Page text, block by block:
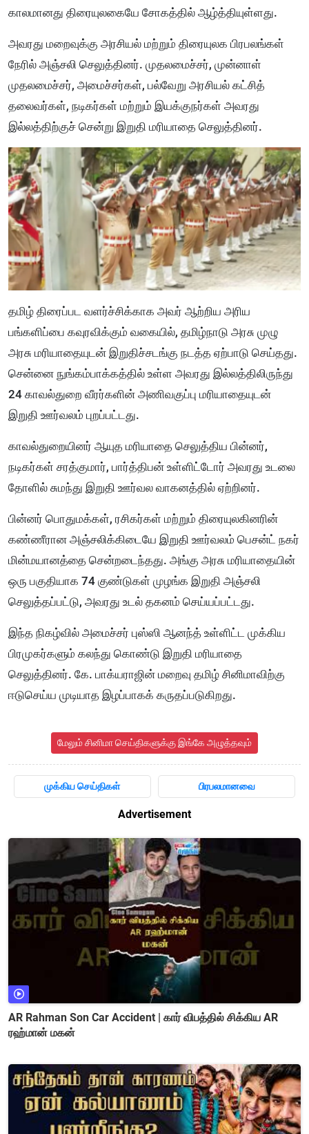
காலமானது திரையுலகையே சோகத்தில் ஆழ்த்தியுள்ளது.
அவரது மறைவுக்கு அரசியல் மற்றும் திரையுலக பிரபலங்கள்
நேரில் அஞ்சலி செலுத்தினர். முதலமைச்சர், முன்னாள்
முதலமைச்சர், அமைச்சர்கள், பல்வேறு அரசியல் கட்சித்
தலைவர்கள், நடிகர்கள் மற்றும் இயக்குநர்கள் அவரது
இல்லத்திற்குச் சென்று இறுதி மரியாதை செலுத்தினர்.
தமிழ் திரைப்பட வளர்ச்சிக்காக அவர் ஆற்றிய அரிய
பங்களிப்பை கவுரவிக்கும் வகையில், தமிழ்நாடு அரசு முழு
அரசு மரியாதையுடன் இறுதிச்சடங்கு நடத்த ஏற்பாடு செய்தது.
சென்னை நுங்கம்பாக்கத்தில் உள்ள அவரது இல்லத்திலிருந்து
24 காவல்துறை வீரர்களின் அணிவகுப்பு மரியாதையுடன்
இறுதி ஊர்வலம் புறப்பட்டது.
காவல்துறையினர் ஆயுத மரியாதை செலுத்திய பின்னர்,
நடிகர்கள் சரத்குமார், பார்த்திபன் உள்ளிட்டோர் அவரது உடலை
தோளில் சுமந்து இறுதி ஊர்வல வாகனத்தில் ஏற்றினர்.
பின்னர் பொதுமக்கள், ரசிகர்கள் மற்றும் திரையுலகினரின்
கண்ணீரான அஞ்சலிக்கிடையே இறுதி ஊர்வலம் பெசன்ட் நகர்
மின்மயானத்தை சென்றடைந்தது. அங்கு அரசு மரியாதையின்
ஒரு பகுதியாக 74 குண்டுகள் முழங்க இறுதி அஞ்சலி
செலுத்தப்பட்டு, அவரது உடல் தகனம் செய்யப்பட்டது.
இந்த நிகழ்வில் அமைச்சர் புஸ்ஸி ஆனந்த் உள்ளிட்ட முக்கிய
பிரமுகர்களும் கலந்து கொண்டு இறுதி மரியாதை
செலுத்தினர். கே. பாக்யராஜின் மறைவு தமிழ் சினிமாவிற்கு
ஈடுசெய்ய முடியாத இழப்பாகக் கருதப்படுகிறது.
மேலும் சினிமா செய்திகளுக்கு இங்கே அழுத்தவும்
முக்கிய செய்திகள் பிரபலமானவை
Advertisement
AR Rahman Son Car Accident | கார் விபத்தில் சிக்கிய AR
ரஹ்மான் மகன்